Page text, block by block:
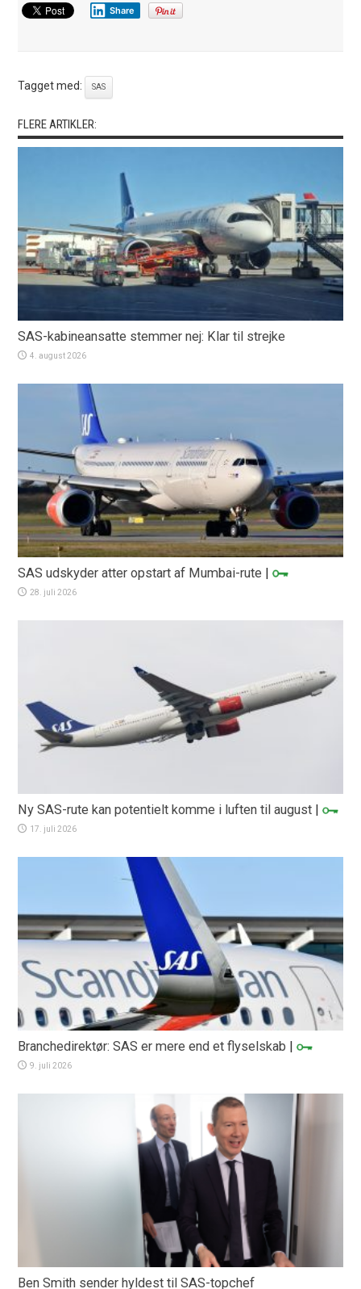
Share
Tagget med: SAS
FLERE ARTIKLER:
SAS-kabineansatte stemmer nej: Klar til strejke
4. august 2026
SAS udskyder atter opstart af Mumbai-rute |
28. juli 2026
Ny SAS-rute kan potentielt komme i luften til august |
17. juli 2026
Branchedirektør: SAS er mere end et flyselskab |
9. juli 2026
Ben Smith sender hyldest til SAS-topchef